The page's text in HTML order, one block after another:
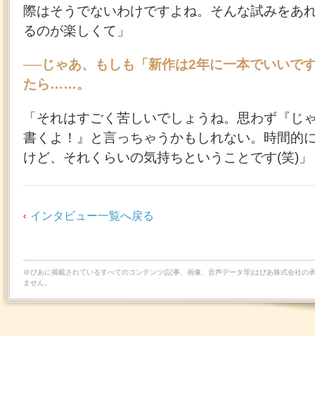
際はそうでないわけですよね。そんな試みをあ
るのが楽しくて」
──じゃあ、もしも「新作は2年に一本でいいで
たら……。
「それはすごく苦しいでしょうね。思わず『じ
書くよ！』と言っちゃうかもしれない。時間的
けど、それくらいの気持ちということです(笑)」
インタビュー一覧へ戻る
＠ぴあに掲載されているすべてのコンテンツ(記事、画像、音声データ等)はぴあ株式会社の
ません。